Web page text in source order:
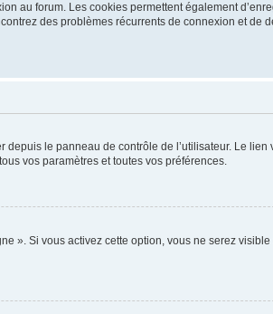
au forum. Les cookies permettent également
des problèmes récurrents de connexion et de
le panneau de contrôle de l’utilisateur. Le lien
vos paramètres et toutes vos préférences.
». Si vous activez cette option, vous ne serez